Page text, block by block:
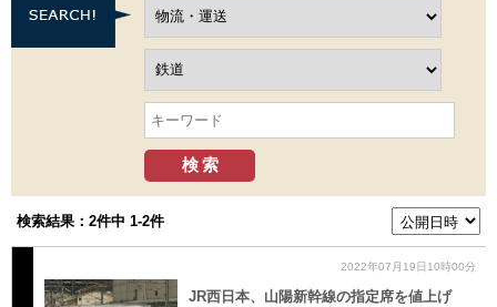
検索結果：2件中 1-2件
2022年07月19日10時00分
JR西日本、山陽新幹線の指定席を値上げ